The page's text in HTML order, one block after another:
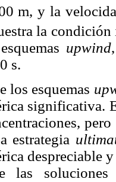
m, y la
la
upwind
s.
los esquemas
significativa.
estrategia
despreciable
las soluciones